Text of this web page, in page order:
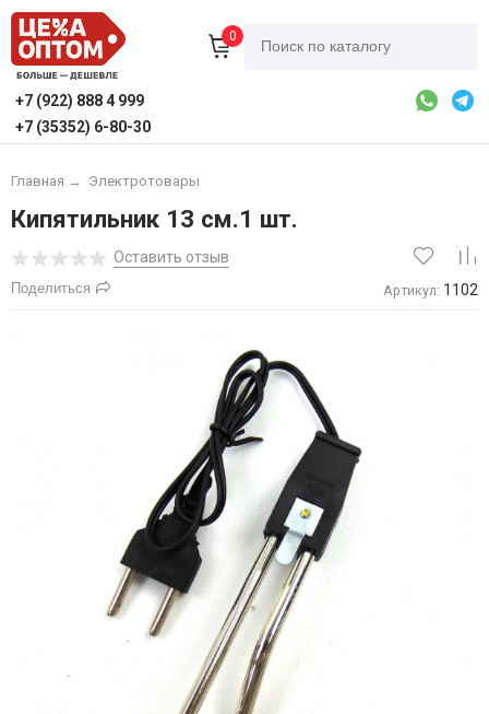
0
+7 (922) 888 4 999
+7 (35352) 6-80-30
Главная → Электротовары
Кипятильник 13 см.1 шт.
Оставить отзыв
Поделиться Артикул: 1102